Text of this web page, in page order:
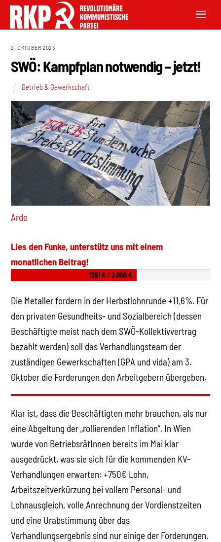
2. OKTOBER 2023
SWÖ: Kampfplan notwendig – jetzt!
Betrieb & Gewerkschaft
Ardo
Lies den Funke, unterstütz uns mit einem
monatlichen Beitrag!
1261 € / 2.000 €
Die Metaller fordern in der Herbstlohnrunde +11,6%. Für
den privaten Gesundheits- und Sozialbereich (dessen
Beschäftigte meist nach dem SWÖ-Kollektivvertrag
bezahlt werden) soll das Verhandlungsteam der
zuständigen Gewerkschaften (GPA und vida) am 3.
Oktober die Forderungen den Arbeitgebern übergeben.
Klar ist, dass die Beschäftigten mehr brauchen, als nur
eine Abgeltung der „rollierenden Inflation“. In Wien
wurde von BetriebsrätInnen bereits im Mai klar
ausgedrückt, was sie sich für die kommenden KV-
Verhandlungen erwarten: +750€ Lohn,
Arbeitszeitverkürzung bei vollem Personal- und
Lohnausgleich, volle Anrechnung der Vordienstzeiten
und eine Urabstimmung über das
Verhandlungsergebnis sind nur einige der Forderungen,